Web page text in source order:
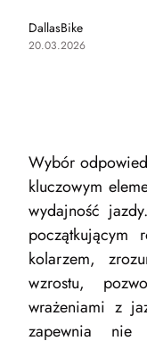
DallasBike
20.03.2026
Wybór
kluczowym
wydajność
początkującym
kolarzem,
wzrostu,
wrażeniami z
zapewnia